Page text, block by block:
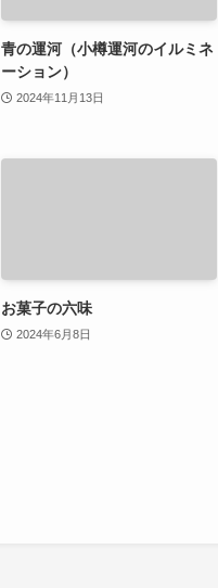
青の運河（小樽運河のイルミネ
ーション）
2024年11月13日
お菓子の六味
2024年6月8日